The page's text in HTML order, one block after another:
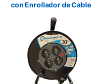
con Enrollador de Cable